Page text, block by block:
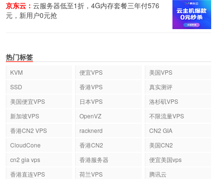
京东云： 云服务器低至1折，4G内存套餐三年付576
元，新用户0元抢
热门标签
KVM 便宜VPS
美国VPS
SSD
香港VPS
真实测评
美国便宜VPS
日本VPS
洛杉矶VPS
新加坡VPS
OpenVZ
不限流量VPS
香港CN2 VPS
racknerd
CN2 GIA
CloudCone
香港CN2
美国CN2
cn2 gia vps
香港服务器
便宜美国vps
香港直连VPS
荷兰VPS
腾讯云